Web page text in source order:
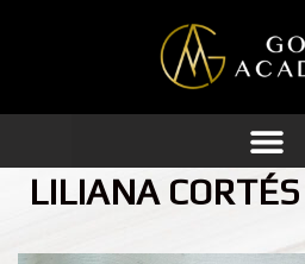
contenido
LILIANA